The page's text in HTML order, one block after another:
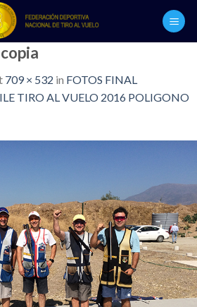
709 × 532 in FOTOS FINAL
TIRO AL VUELO 2016 POLIGONO